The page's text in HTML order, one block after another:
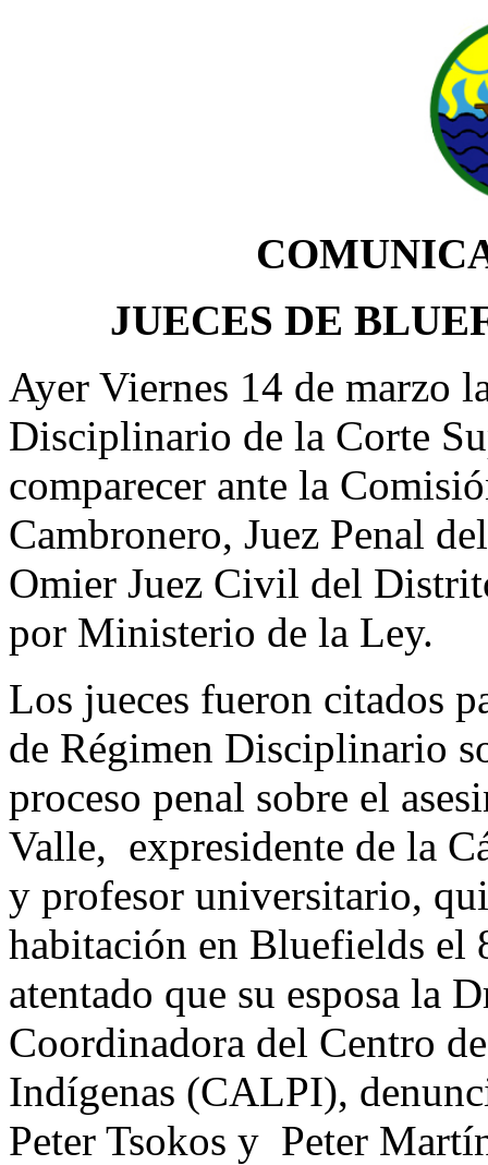
JUECES DE
Ayer Viernes 14 de marzo
Disciplinario de la Corte
comparecer ante la
Cambronero, Juez Penal
Omier Juez Civil del
por Ministerio de la Ley.
Los jueces fueron citados
de Régimen Disciplinario
proceso penal sobre el
Valle, expresidente de la
y profesor universitario,
habitación en Bluefields el
atentado que su esposa la
Coordinadora del Centro
Indígenas (CALPI),
Peter Tsokos y Peter